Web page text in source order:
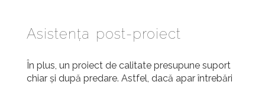
Asistența post-proiect
În plus, un proiect de calitate presupune suport
chiar și după predare. Astfel, dacă apar întrebări